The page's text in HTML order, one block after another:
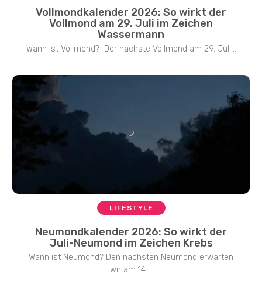
Vollmondkalender 2026: So wirkt der
Vollmond am 29. Juli im Zeichen
Wassermann
Wann ist Vollmond? Der nächste Vollmond am 29. Juli...
LIFESTYLE
Neumondkalender 2026: So wirkt der
Juli-Neumond im Zeichen Krebs
Wann ist Neumond? Den nächsten Neumond erwarten
wir am 14....